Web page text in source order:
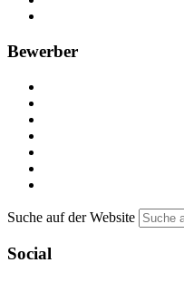
Bewerber
Suche auf der Website
Social